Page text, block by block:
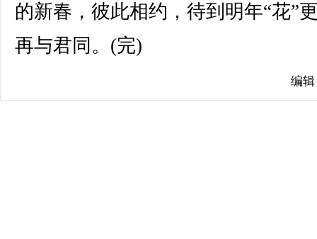
的新春，彼此相约，待到明年“花”
再与君同。(完)
编